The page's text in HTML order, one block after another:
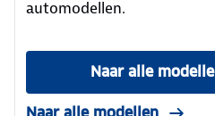
automodellen.
Naar alle